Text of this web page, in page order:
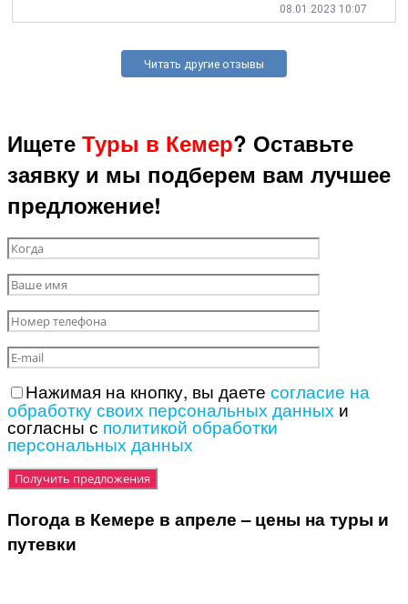
08.01.2023 10:07
Читать другие отзывы
Ищете Туры в Кемер? Оставьте
заявку и мы подберем вам лучшее
предложение!
Нажимая на кнопку, вы даете согласие на
обработку своих персональных данных и
согласны с политикой обработки
персональных данных
Погода в Кемере в апреле – цены на туры и
путевки